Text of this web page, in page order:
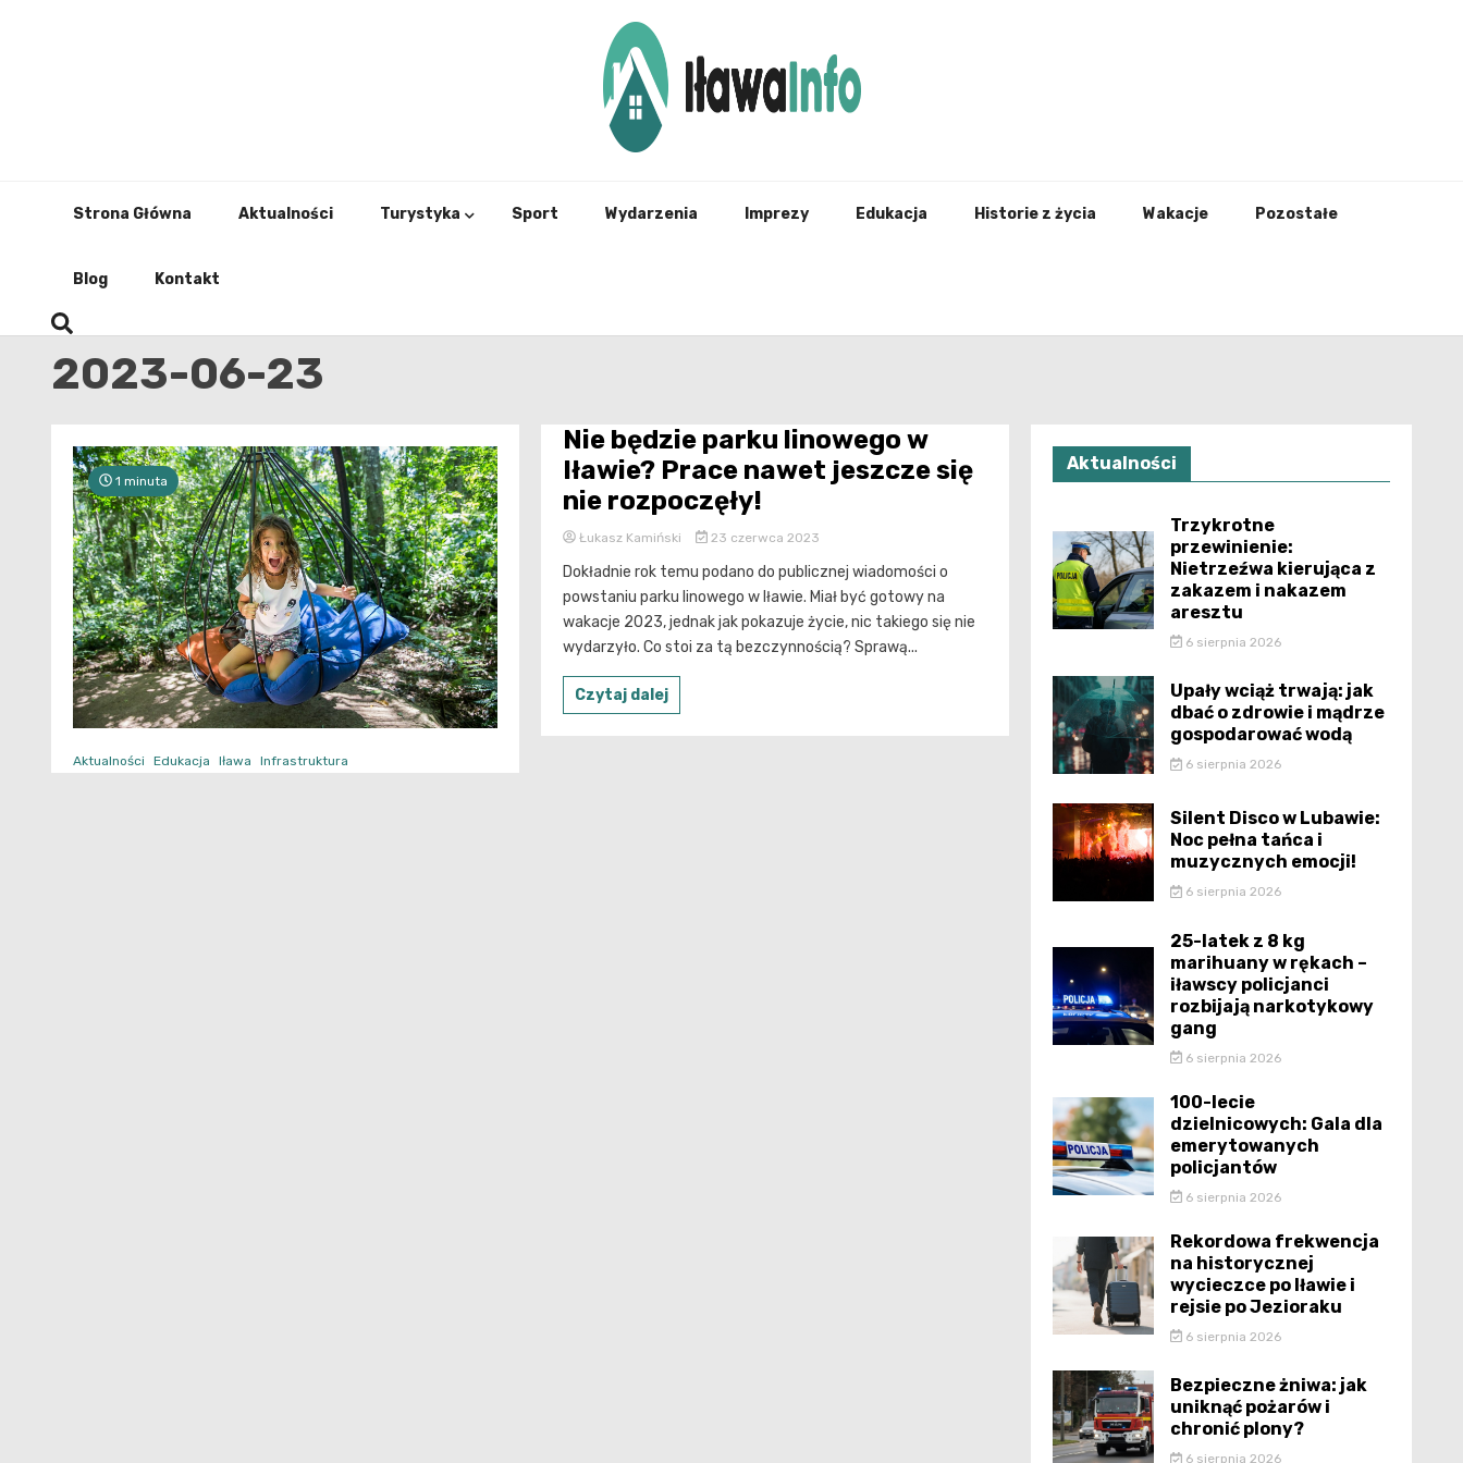
ilawainfo.pl
Strona Główna Aktualności Turystyka Sport Wydarzenia Imprezy Edukacja Historie z życia Wakacje Pozostałe
Blog Kontakt
2023-06-23
1 minuta
Aktualności Edukacja Iława Infrastruktura
Nie będzie parku linowego w
Iławie? Prace nawet jeszcze się
nie rozpoczęły!
Łukasz Kamiński 23 czerwca 2023
Dokładnie rok temu podano do publicznej wiadomości o
powstaniu parku linowego w Iławie. Miał być gotowy na
wakacje 2023, jednak jak pokazuje życie, nic takiego się nie
wydarzyło. Co stoi za tą bezczynnością? Sprawą...
Czytaj dalej
Aktualności
Trzykrotne
przewinienie:
Nietrzeźwa kierująca z
zakazem i nakazem
aresztu
6 sierpnia 2026
Upały wciąż trwają: jak
dbać o zdrowie i mądrze
gospodarować wodą
6 sierpnia 2026
Silent Disco w Lubawie:
Noc pełna tańca i
muzycznych emocji!
6 sierpnia 2026
25-latek z 8 kg
marihuany w rękach –
iławscy policjanci
rozbijają narkotykowy
gang
6 sierpnia 2026
100-lecie
dzielnicowych: Gala dla
emerytowanych
policjantów
6 sierpnia 2026
Rekordowa frekwencja
na historycznej
wycieczce po Iławie i
rejsie po Jezioraku
6 sierpnia 2026
Bezpieczne żniwa: jak
uniknąć pożarów i
chronić plony?
6 sierpnia 2026